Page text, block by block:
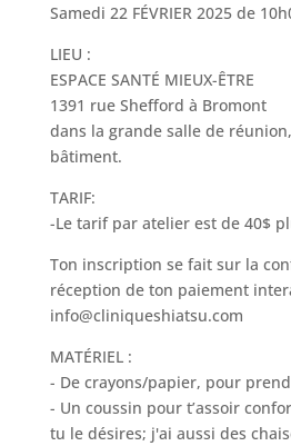
Samedi 22 FÉVRIER 2025 de
LIEU :
ESPACE SANTÉ MIEUX-ÊTRE
1391 rue Shefford à Bromont
dans la grande salle de
bâtiment.
TARIF:
-Le tarif par atelier est de 40$
Ton inscription se fait sur la
réception de ton paiement
info@cliniqueshiatsu.com
MATÉRIEL :
- De crayons/papier, pour
- Un coussin pour t’assoir
tu le désires; j'ai aussi des